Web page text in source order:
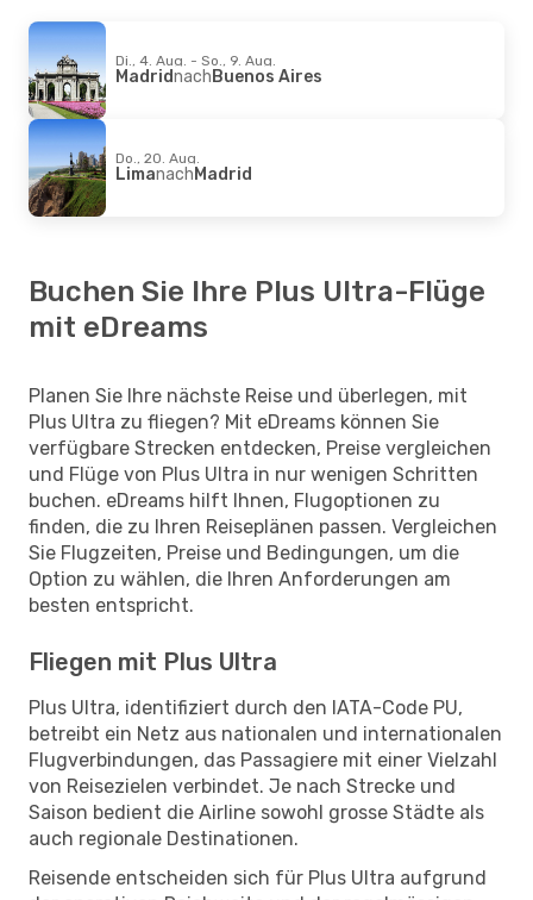
Di., 4. Aug. - So., 9. Aug.
MadridnachBuenos Aires
Do., 20. Aug.
LimanachMadrid
Buchen Sie Ihre Plus Ultra-Flüge
mit eDreams
Planen Sie Ihre nächste Reise und überlegen, mit
Plus Ultra zu fliegen? Mit eDreams können Sie
verfügbare Strecken entdecken, Preise vergleichen
und Flüge von Plus Ultra in nur wenigen Schritten
buchen. eDreams hilft Ihnen, Flugoptionen zu
finden, die zu Ihren Reiseplänen passen. Vergleichen
Sie Flugzeiten, Preise und Bedingungen, um die
Option zu wählen, die Ihren Anforderungen am
besten entspricht.
Fliegen mit Plus Ultra
Plus Ultra, identifiziert durch den IATA-Code PU,
betreibt ein Netz aus nationalen und internationalen
Flugverbindungen, das Passagiere mit einer Vielzahl
von Reisezielen verbindet. Je nach Strecke und
Saison bedient die Airline sowohl grosse Städte als
auch regionale Destinationen.
Reisende entscheiden sich für Plus Ultra aufgrund